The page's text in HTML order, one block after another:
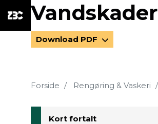
Vandskader
Download PDF
Forside Rengøring & Vaskeri
Kort fortalt